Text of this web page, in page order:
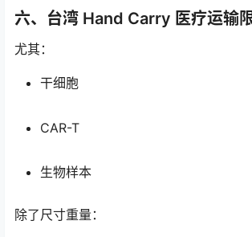
六、台湾 Hand Carry 医疗运输
尤其：
干细胞
CAR-T
生物样本
除了尺寸重量：